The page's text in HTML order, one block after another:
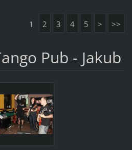
1 2 3 4 5 > >>
Pub - Jakub